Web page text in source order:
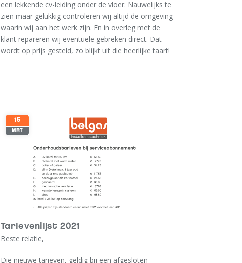
een lekkende cv-leiding onder de vloer. Nauwelijks te
zien maar gelukkig controleren wij altijd de omgeving
waarin wij aan het werk zijn. En in overleg met de
klant repareren wij eventuele gebreken direct. Dat
wordt op prijs gesteld, zo blijkt uit die heerlijke taart!
15
MRT
Tarievenlijst 2021
Beste relatie,
Die nieuwe tarieven, geldig bij een afgesloten